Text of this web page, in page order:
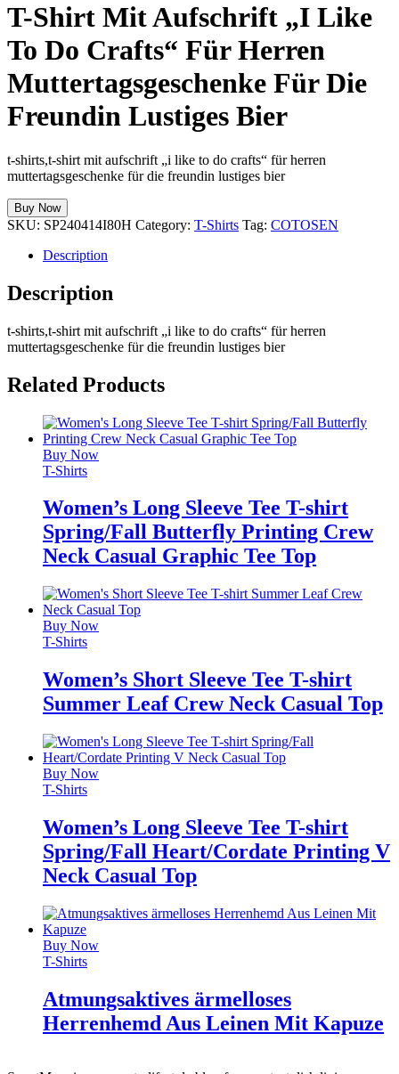
T-Shirt Mit Aufschrift „I Like
To Do Crafts“ Für Herren
Muttertagsgeschenke Für Die
Freundin Lustiges Bier
t-shirts,t-shirt mit aufschrift „i like to do crafts“ für herren
muttertagsgeschenke für die freundin lustiges bier
Buy Now
SKU: SP240414I80H Category: T-Shirts Tag: COTOSEN
Description
Description
t-shirts,t-shirt mit aufschrift „i like to do crafts“ für herren
muttertagsgeschenke für die freundin lustiges bier
Related Products
Buy Now
T-Shirts
Women’s Long Sleeve Tee T-shirt
Spring/Fall Butterfly Printing Crew
Neck Casual Graphic Tee Top
Buy Now
T-Shirts
Women’s Short Sleeve Tee T-shirt
Summer Leaf Crew Neck Casual Top
Buy Now
T-Shirts
Women’s Long Sleeve Tee T-shirt
Spring/Fall Heart/Cordate Printing V
Neck Casual Top
Buy Now
T-Shirts
Atmungsaktives ärmelloses
Herrenhemd Aus Leinen Mit Kapuze